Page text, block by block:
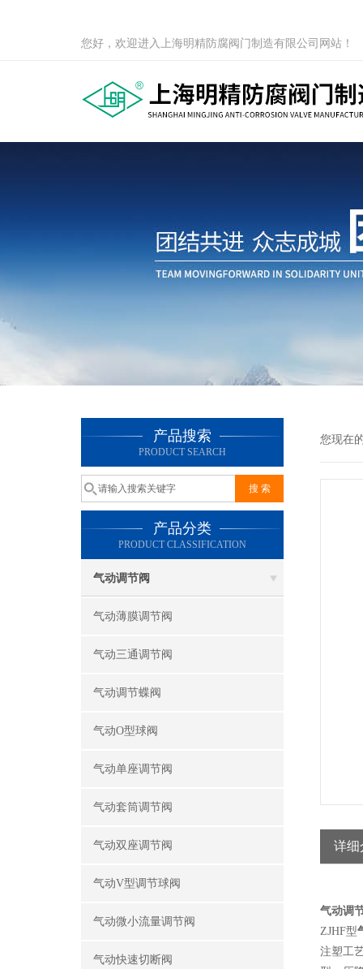
您好，欢迎进入上海明精防腐阀门制造有限公司网站！
产品搜索
PRODUCT SEARCH
产品分类
PRODUCT CLASSIFICATION
气动调节阀
气动薄膜调节阀
气动三通调节阀
气动调节蝶阀
气动O型球阀
气动单座调节阀
气动套筒调节阀
气动双座调节阀
气动V型调节球阀
气动微小流量调节阀
气动快速切断阀
您现在
详细
气动调
ZJHF型
注塑工